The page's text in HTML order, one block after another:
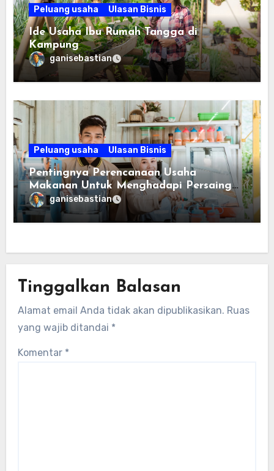
Peluang usaha Ulasan Bisnis
Ide Usaha Ibu Rumah Tangga di
Kampung
ganisebastian
Peluang usaha Ulasan Bisnis
Pentingnya Perencanaan Usaha
Makanan Untuk Menghadapi Persaingan
Bisnisganisebastian
Tinggalkan Balasan
Alamat email Anda tidak akan dipublikasikan. Ruas
yang wajib ditandai *
Komentar *